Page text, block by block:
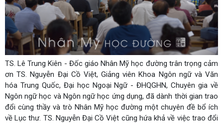
TS. Lê Trung Kiên - Đốc giáo Nhân Mỹ học đường trân trọng cảm
ơn TS. Nguyễn Đại Cồ Việt, Giảng viên Khoa Ngôn ngữ và Văn
hóa Trung Quốc, Đại học Ngoại Ngữ - ĐHQGHN, Chuyên gia về
Ngôn ngữ học và Ngôn ngữ học ứng dụng, đã dành thời gian trao
đổi cùng thầy và trò Nhân Mỹ học đường một chuyên đề bổ ích
về Lục thư. TS. Nguyễn Đại Cồ Việt cũng hứa khả về việc trao đổi